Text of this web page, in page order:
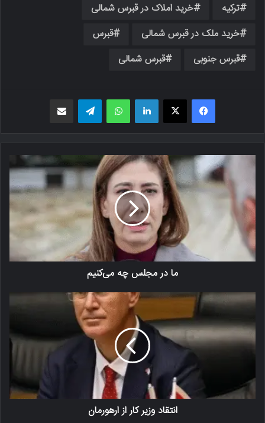
ترکیه
خرید املاک در قبرس شمالی
خرید ملک در قبرس شمالی
قبرس
قبرس جنوبی
قبرس شمالی
فیسبوک X لینکدین واتس اپ
ما در مجلس چه می‌کنیم
انتقاد وزیر کار از ارهورمان